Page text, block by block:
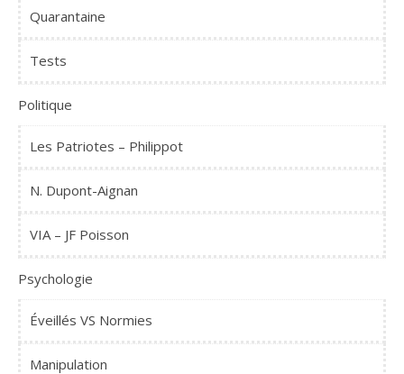
Quarantaine
Tests
Politique
Les Patriotes – Philippot
N. Dupont-Aignan
VIA – JF Poisson
Psychologie
Éveillés VS Normies
Manipulation